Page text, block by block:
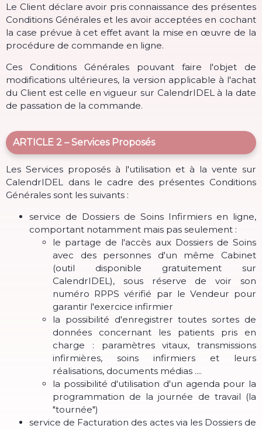
Le Client déclare avoir pris connaissance des présentes
Conditions Générales et les avoir acceptées en cochant
la case prévue à cet effet avant la mise en œuvre de la
procédure de commande en ligne.
Ces Conditions Générales pouvant faire l'objet de
modifications ultérieures, la version applicable à l'achat
du Client est celle en vigueur sur CalendrIDEL à la date
de passation de la commande.
ARTICLE 2 – Services Proposés
Les Services proposés à l'utilisation et à la vente sur
CalendrIDEL dans le cadre des présentes Conditions
Générales sont les suivants :
service de Dossiers de Soins Infirmiers en ligne,
comportant notamment mais pas seulement :
le partage de l'accès aux Dossiers de Soins
avec des personnes d'un même Cabinet
(outil disponible gratuitement sur
CalendrIDEL), sous réserve de voir son
numéro RPPS vérifié par le Vendeur pour
garantir l'exercice infirmier
la possibilité d'enregistrer toutes sortes de
données concernant les patients pris en
charge : paramètres vitaux, transmissions
infirmières, soins infirmiers et leurs
réalisations, documents médias ....
la possibilité d'utilisation d'un agenda pour la
programmation de la journée de travail (la
"tournée")
service de Facturation des actes via les Dossiers de